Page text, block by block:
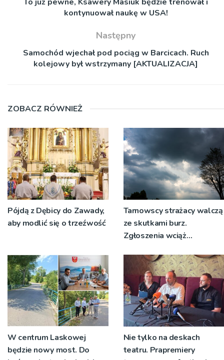
kontynuował naukę w USA!
Następny
Samochód wjechał pod pociąg w Barcicach. Ruch
kolejowy był wstrzymany [AKTUALIZACJA]
ZOBACZ RÓWNIEŻ
Pójdą z Dębicy do Zawady,
aby modlić się o trzeźwość
Tarnowscy strażacy walczą
ze skutkami burz.
Zgłoszenia wciąż
W centrum Laskowej
będzie nowy most. Do
Nie tylko na deskach
teatru. Prapremiery